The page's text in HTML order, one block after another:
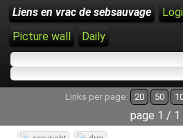
Liens en vrac de sebsauvage
Picture wall
Daily
Links per page: 20 50
page 1 / 1